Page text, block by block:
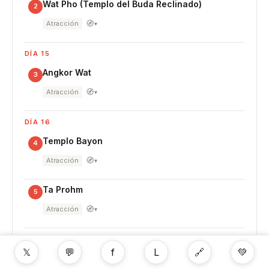
2 Wat Pho (Templo del Buda Reclinado)
Atracción 🧭▾
DÍA 15
3 Angkor Wat
Atracción 🧭▾
DÍA 16
4 Templo Bayon
Atracción 🧭▾
5 Ta Prohm
Atracción 🧭▾
DÍA 22
6 Túneles de Cu Chi
𝕏 💬 f L 🔗 💚